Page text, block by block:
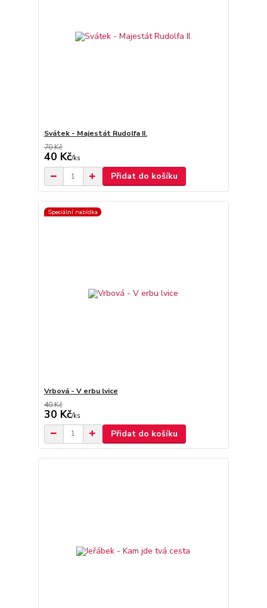
Svátek - Majestát Rudolfa II.
70 Kč
40 Kč/ks
Přidat do košíku
Speciální nabídka
Vrbová - V erbu lvice
40 Kč
30 Kč/ks
Přidat do košíku